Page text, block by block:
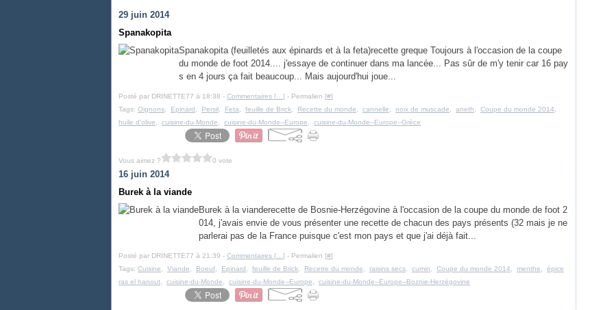
29 juin 2014
Spanakopita
Spanakopita (feuilletés aux épinards et à la feta)recette greque Toujours à l'occasion de la coupe
du monde de foot 2014.... j'essaye de continuer dans ma lancée... Pas sûr de m'y tenir car 16 pay
s en 4 jours ça fait beaucoup... Mais aujourd'hui joue...
Posté par DRINETTE77 à 18:38 - Commentaires [ ] - Permalien [#]
Tags: Oignons Epinard Persil Feta feuille de Brick Recette du monde cannelle noix de muscade aneth Coupe du monde 2014
huile d'olive
cuisine-du-Monde cuisine-du-Monde--Europe cuisine-du-Monde--Europe--Grèce
Vous aimez ? 0 vote
16 juin 2014
Burek à la viande
Burek à la vianderecette de Bosnie-Herzégovine à l'occasion de la coupe du monde de foot 2
014, j'avais envie de vous présenter une recette de chacun des pays présents (32 mais je ne
parlerai pas de la France puisque c'est mon pays et que j'ai déjà fait...
Posté par DRINETTE77 à 21:39 - Commentaires [ ] - Permalien [#]
Tags: Cuisine Viande Boeuf Epinard feuille de Brick Recette du monde raisins secs cumin Coupe du monde 2014 menthe
épice
ras el hanout
cuisine-du-Monde cuisine-du-Monde--Europe cuisine-du-Monde--Europe--Boznie-Herzégovine